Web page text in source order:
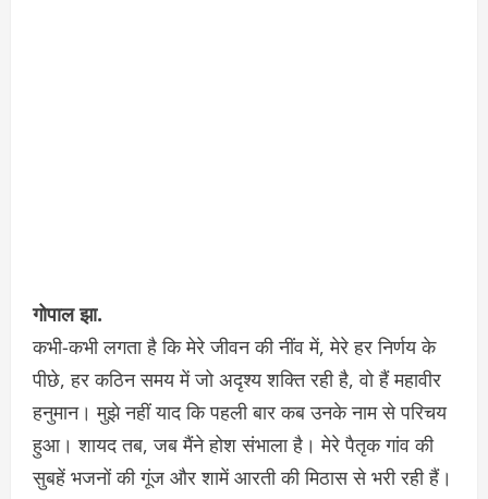
गोपाल झा.
कभी-कभी लगता है कि मेरे जीवन की नींव में, मेरे हर निर्णय के
पीछे, हर कठिन समय में जो अदृश्य शक्ति रही है, वो हैं महावीर
हनुमान। मुझे नहीं याद कि पहली बार कब उनके नाम से परिचय
हुआ। शायद तब, जब मैंने होश संभाला है। मेरे पैतृक गांव की
सुबहें भजनों की गूंज और शामें आरती की मिठास से भरी रही हैं।